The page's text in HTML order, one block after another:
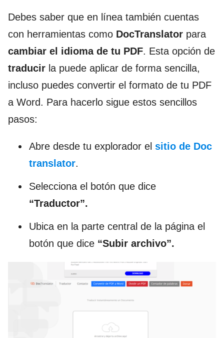
Debes saber que en línea también cuentas
con herramientas como DocTranslator para
cambiar el idioma de tu PDF. Esta opción de
traducir la puede aplicar de forma sencilla,
incluso puedes convertir el formato de tu PDF
a Word. Para hacerlo sigue estos sencillos
pasos:
Abre desde tu explorador el sitio de Doc
translator.
Selecciona el botón que dice
“Traductor”.
Ubica en la parte central de la página el
botón que dice “Subir archivo”.